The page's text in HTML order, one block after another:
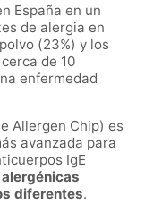
España en un
de alergia en
(23%) y los
de 10
enfermedad
Allergen Chip) es
avanzada para
IgE
diferentes.